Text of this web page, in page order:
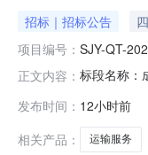
招标｜招标公告
项目编号： SJY-QT-
正文内容： 标段名称：
有限责任
询有限责任
发布时间： 12小时前
相关产品：
运输服务